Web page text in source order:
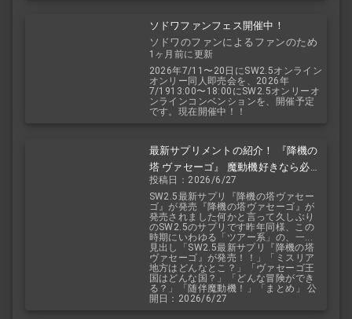
ソドワファンフェス開催中！
ソドワのファンによるファンのため
のお祭り！
1ヶ月前に更新
2026年7/11〜20日にSW2.5オンライン
オンリー同人即売会を、2026年
7/1913:00〜18:00にSW2.5オンリーオ
ンラインコンベンションを、開催予定
です。現在開催中！！
最新サプリメントの紹介！ 『降機の
塔 ヴァセーゴ』 魔動機好きなら必
見！ 随伴魔動機と旅に出よう！
投稿日：2026/6/27
SW2.5最新サプリ『降機の塔ヴァセー
ゴ』が発売『降機の塔ヴァセーゴ』が
発売されました何かと言って久しぶり
のSW2.5のサプリです昨年同様、この
時期にいわゆる「ツアー系」の、一...
見出し「SW2.5最新サプリ『降機の塔
ヴァセーゴ』が発売！！」「ミスリア
地方はどんなとこ？」「ヴァセーゴ王
国はどんな国？」「どんな冒険ができ
る？」「随伴魔動機！」「まとめ」 公
開日：2026/6/27